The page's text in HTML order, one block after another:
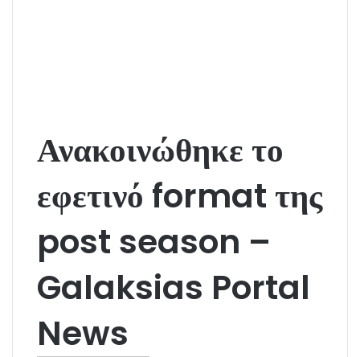
Ανακοινώθηκε το
εφετινό format της
post season –
Galaksias Portal
News